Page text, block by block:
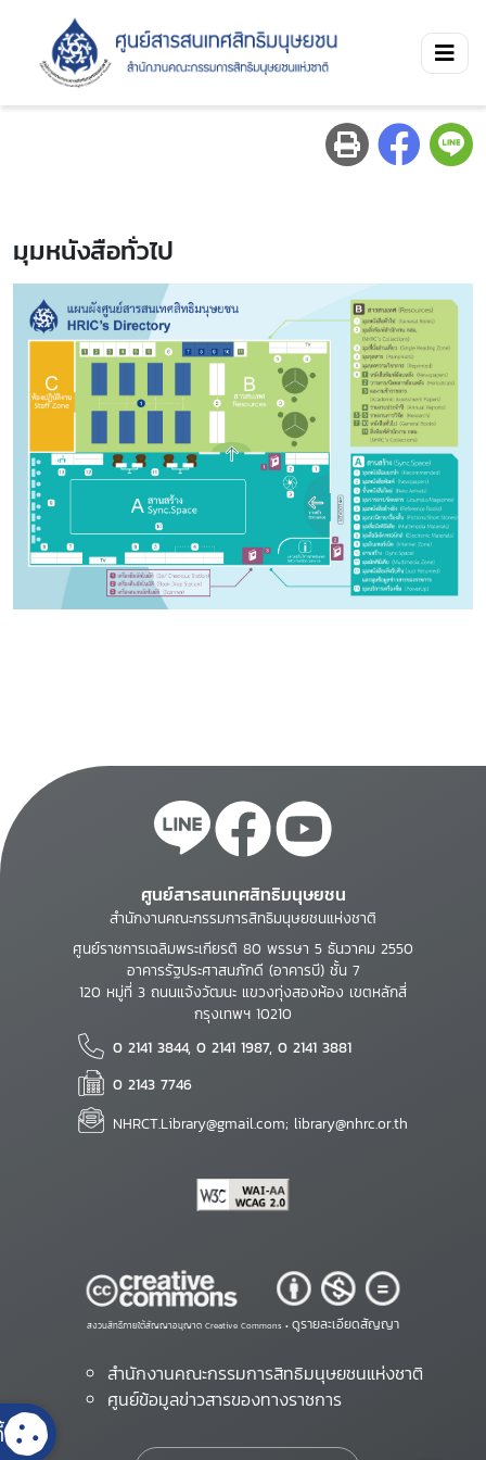
มุมหนังสือทั่วไป
ศูนย์สารสนเทศสิทธิมนุษยชน
สำนักงานคณะกรรมการสิทธิมนุษยชนแห่งชาติ
ศูนย์ราชการเฉลิมพระเกียรติ 80 พรรษา 5 ธันวาคม 2550
อาคารรัฐประศาสนภักดี (อาคารบี) ชั้น 7
120 หมู่ที่ 3 ถนนแจ้งวัฒนะ แขวงทุ่งสองห้อง เขตหลักสี่
กรุงเทพฯ 10210
0 2141 3844, 0 2141 1987, 0 2141 3881
0 2143 7746
NHRCT.Library@gmail.com; library@nhrc.or.th
สงวนสิทธิ์ภายใต้สัญญาอนุญาต Creative Commons • ดูรายละเอียดสัญญา
สำนักงานคณะกรรมการสิทธิมนุษยชนแห่งชาติ
ศูนย์ข้อมูลข่าวสารของทางราชการ